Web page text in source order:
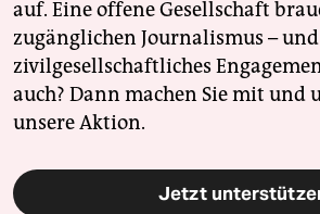
auf. Eine offene Gesellschaft
zugänglichen Journalismus – und
zivilgesellschaftliches
auch? Dann machen Sie mit und
unsere Aktion.
Jetzt